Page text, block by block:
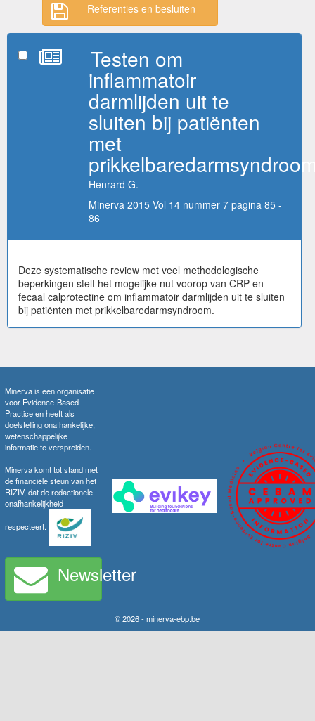
Referenties en besluiten
Testen om
inflammatoir
darmlijden uit te
sluiten bij patiënten
met
Henrard G.
Minerva 2015 Vol 14 nummer 7 pagina 85 -
86
Deze systematische review met veel methodologische
beperkingen stelt het mogelijke nut voorop van CRP en
fecaal calprotectine om inflammatoir darmlijden uit te sluiten
bij patiënten met prikkelbaredarmsyndroom.
Minerva is een organisatie
voor Evidence-Based
Practice en heeft als
doelstelling onafhankelijke,
wetenschappelijke
informatie te verspreiden.
Minerva komt tot stand met
de financiële steun van het
RIZIV, dat de redactionele
onafhankelijkheid
respecteert.
Newsletter
© 2026 - minerva-ebp.be